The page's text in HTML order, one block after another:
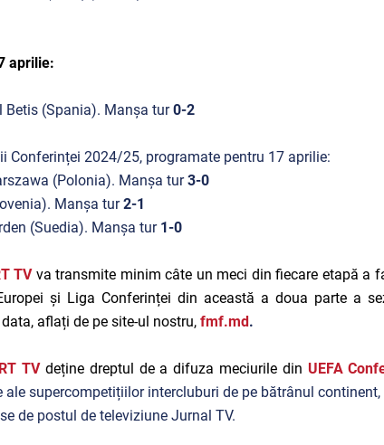
aprilie:
Betis (Spania). Manșa tur0-2
Conferinței 2024/25, programate pentru 17 aprilie:
(Polonia). Manșa tur3-0
Manșa tur2-1
(Suedia). Manșa tur 1-0
TV va transmite minim câte un meci din fiecare etapă a
și Liga Conferinței din această a doua parte a
aflați de pe site-ul nostru, fmf.md.
TV deține dreptul de a difuza meciurile din UEFA
ale supercompetițiilor intercluburi de pe bătrânul continent,
de postul de televiziune Jurnal TV.